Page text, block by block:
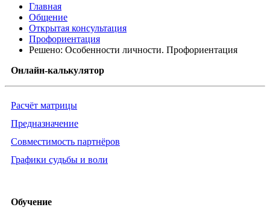
Главная
Общение
Открытая консультация
Профориентация
Решено: Особенности личности. Профориентация
Онлайн-калькулятор
Расчёт матрицы
Предназначение
Совместимость партнёров
Графики судьбы и воли
Обучение